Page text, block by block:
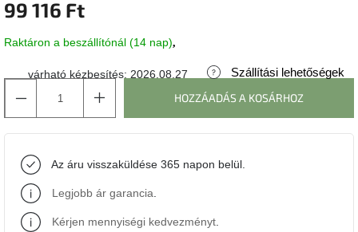
Richmond
gyűjtemény
line
Tenzo
Ame
Yens
99 116 Ft
Raktáron a beszállítónál (14 nap)
várható kézbesítés: 2026.08.27
Szállítási lehetőségek
HOZZÁADÁS A KOSÁRHOZ
Az áru visszaküldése 365 napon belül.
Legjobb ár garancia
Kérjen mennyiségi kedvezményt